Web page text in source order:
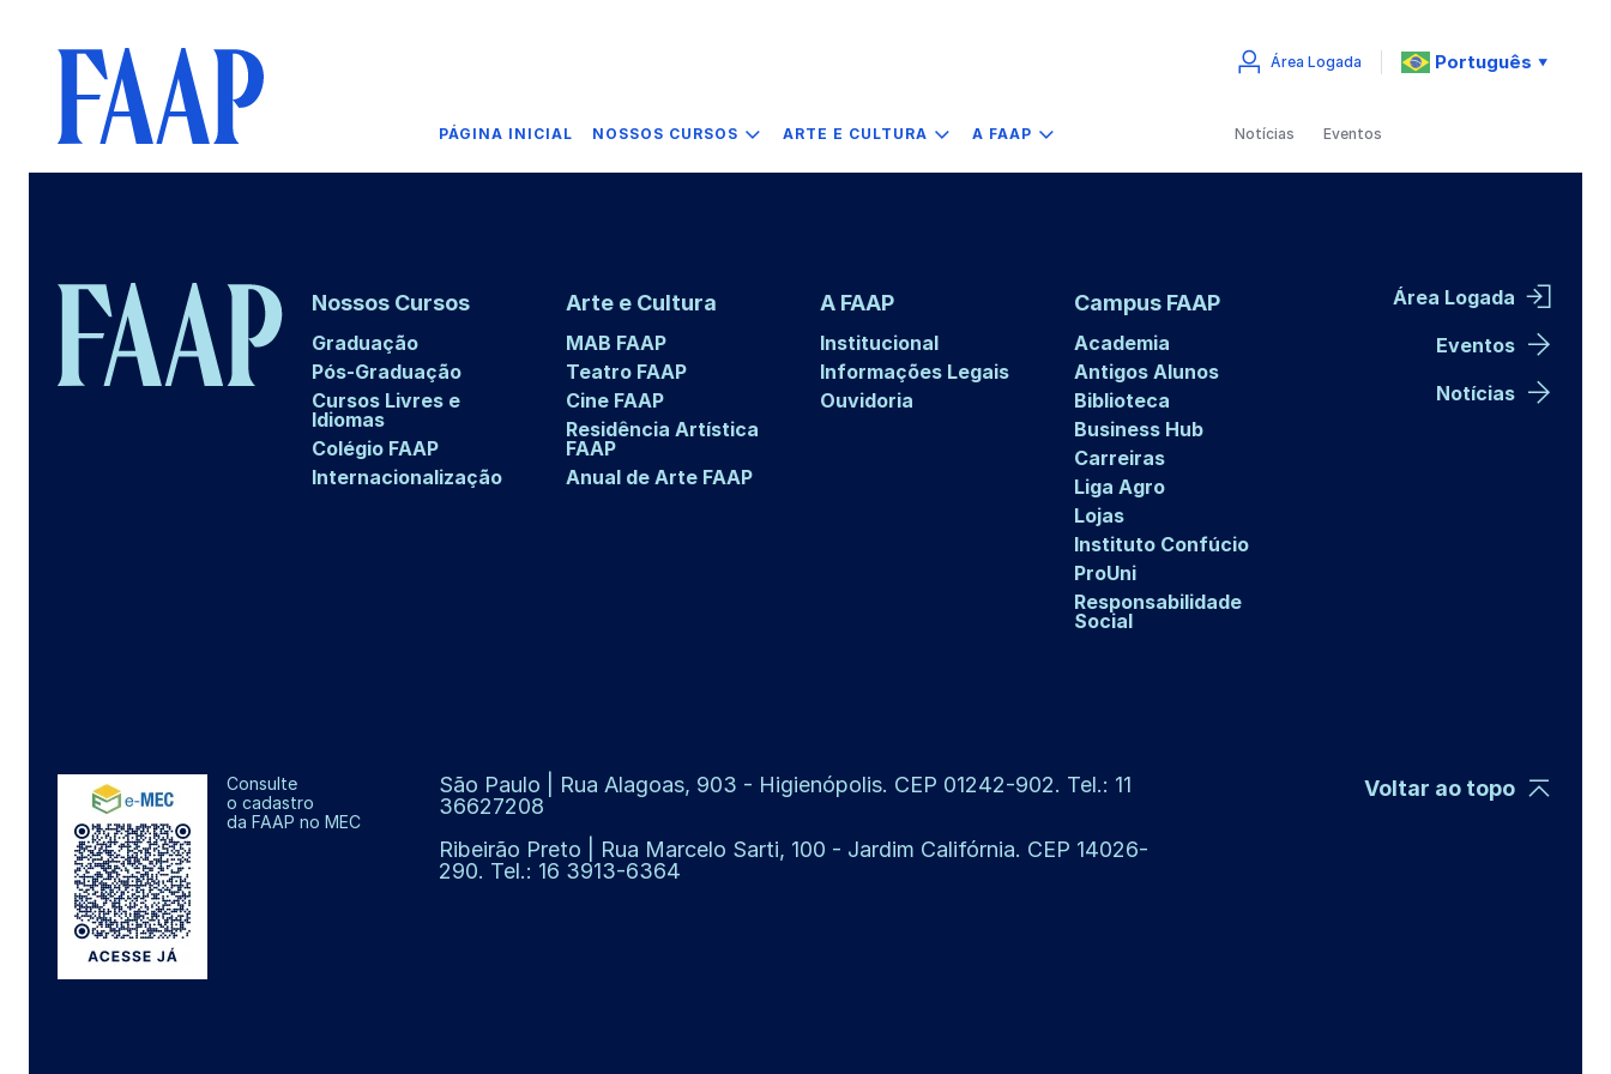
PÁGINA INICIAL NOSSOS CURSOS ARTE E CULTURA A FAAP
Área Logada Português ▼
Notícias Eventos
Nossos Cursos
Graduação
Pós-Graduação
Cursos Livres e
Idiomas
Colégio FAAP
Internacionalização
Arte e Cultura
MAB FAAP
Teatro FAAP
Cine FAAP
Residência Artística
FAAP
Anual de Arte FAAP
A FAAP
Institucional
Informações Legais
Ouvidoria
Campus FAAP
Academia
Antigos Alunos
Biblioteca
Business Hub
Carreiras
Liga Agro
Lojas
Instituto Confúcio
ProUni
Responsabilidade
Social
Área Logada
Eventos
Notícias
Consulte
o cadastro
da FAAP no MEC
São Paulo | Rua Alagoas, 903 - Higienópolis. CEP 01242-902. Tel.: 11
36627208
Ribeirão Preto | Rua Marcelo Sarti, 100 - Jardim Califórnia. CEP 14026-
290. Tel.: 16 3913-6364
Voltar ao topo